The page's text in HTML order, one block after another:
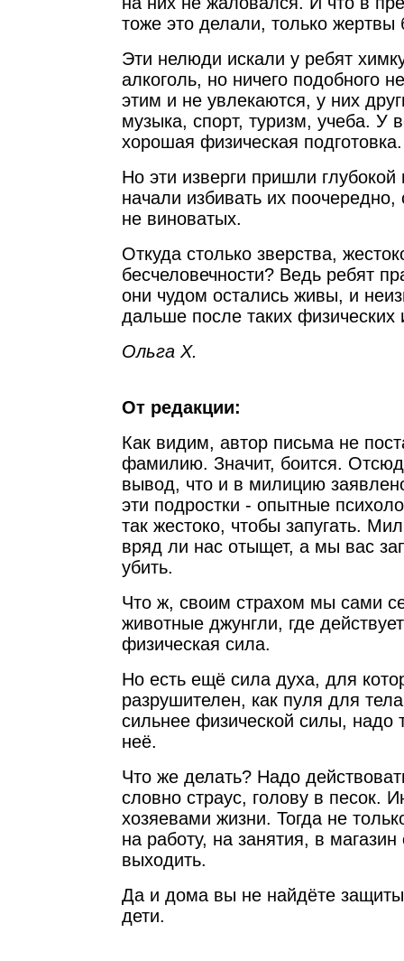
тоже это делали, только жертвы
Эти нелюди искали у ребят
алкоголь, но ничего подобного
этим и не увлекаются, у них
музыка, спорт, туризм, учеба. У
хорошая физическая подготовка.
Но эти изверги пришли
начали избивать их
не виноватых.
Откуда столько зверства,
бесчеловечности? Ведь ребят
они чудом остались живы, и
дальше после таких
Ольга Х.
От редакции:
Как видим, автор письма не
фамилию. Значит, боится.
вывод, что и в милицию
эти подростки - опытные
так жестоко, чтобы запугать.
вряд ли нас отыщет, а мы вас
убить.
Что ж, своим страхом мы сами
животные джунгли, где
физическая сила.
Но есть ещё сила духа, для
разрушителен, как пуля для
сильнее физической силы,
неё.
Что же делать? Надо
словно страус, голову в песок.
хозяевами жизни. Тогда не
на работу, на занятия, в магазин
выходить.
Да и дома вы не найдёте
дети.